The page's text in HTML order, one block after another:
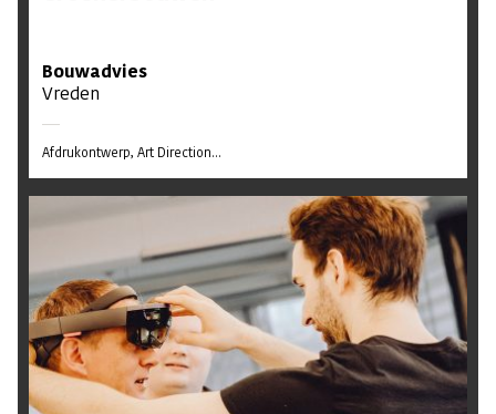
Bouwadvies
Vreden
Afdrukontwerp Art Direction...